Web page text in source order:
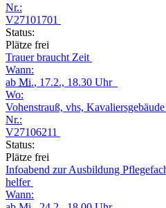
Nr.:
V27101701
Status:
Plätze frei
Trauer braucht Zeit
Wann:
ab Mi., 17.2., 18.30 Uhr
Wo:
Vohenstrauß, vhs,
Nr.:
V27106211
Status:
Plätze frei
Infoabend zur Ausbildung
helfer
Wann: